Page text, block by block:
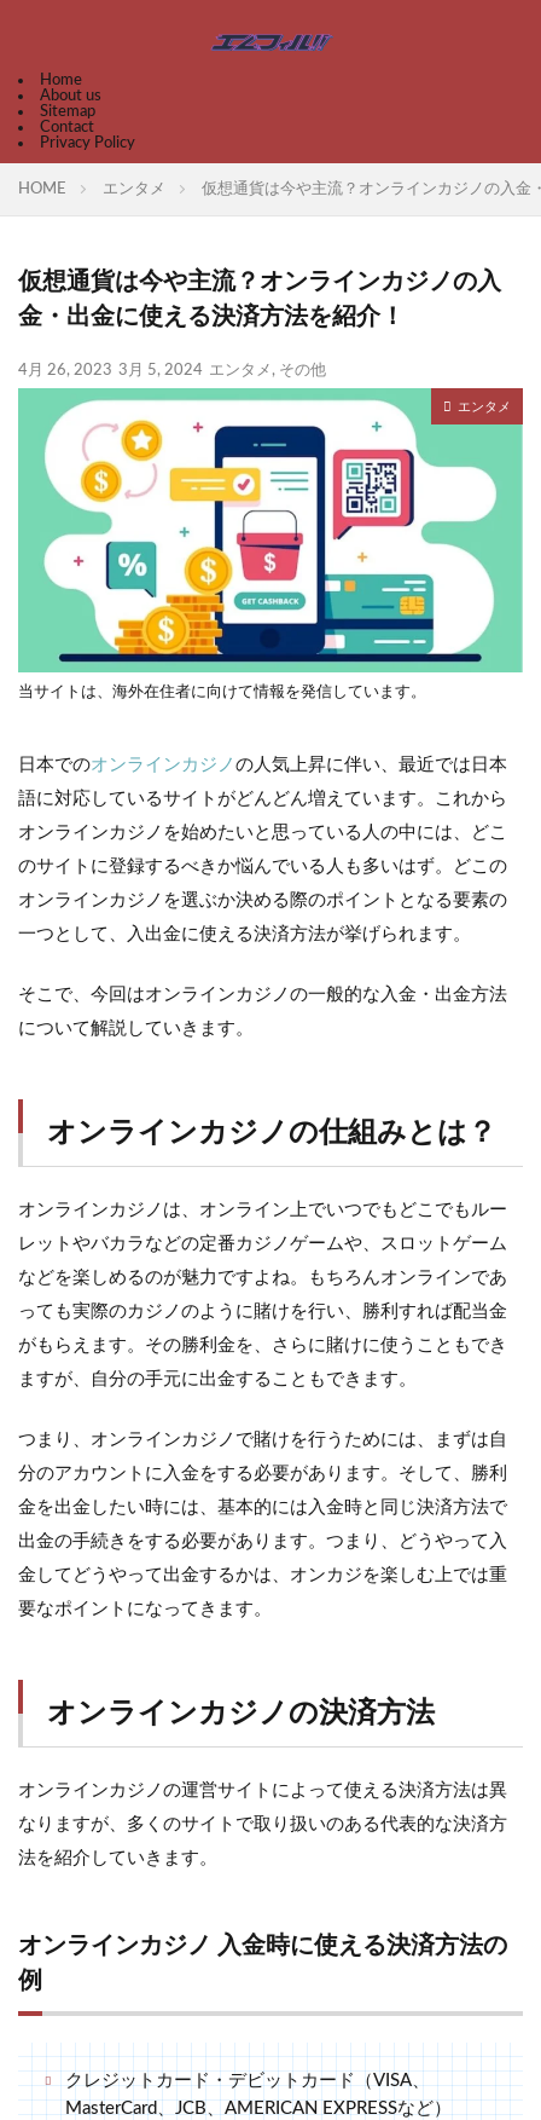
Home
About us
Sitemap
Contact
Privacy Policy
HOME エンタメ 仮想通貨は今や主流？オンラインカジノの入金
仮想通貨は今や主流？オンラインカジノの入
金・出金に使える決済方法を紹介！
4月 26, 2023 3月 5, 2024 エンタメ, その他
エンタメ
当サイトは、海外在住者に向けて情報を発信しています。
日本でのオンラインカジノ の人気上昇に伴い、最近では日本
語に対応しているサイトがどんどん増えています。これから
オンラインカジノを始めたいと思っている人の中には、どこ
のサイトに登録するべきか悩んでいる人も多いはず。どこの
オンラインカジノを選ぶか決める際のポイントとなる要素の
一つとして、入出金に使える決済方法が挙げられます。
そこで、今回はオンラインカジノの一般的な入金・出金方法
について解説していきます。
オンラインカジノの仕組みとは？
オンラインカジノは、オンライン上でいつでもどこでもルー
レットやバカラなどの定番カジノゲームや、スロットゲーム
などを楽しめるのが魅力ですよね。もちろんオンラインであ
っても実際のカジノのように賭けを行い、勝利すれば配当金
がもらえます。その勝利金を、さらに賭けに使うこともでき
ますが、自分の手元に出金することもできます。
つまり、オンラインカジノで賭けを行うためには、まずは自
分のアカウントに入金をする必要があります。そして、勝利
金を出金したい時には、基本的には入金時と同じ決済方法で
出金の手続きをする必要があります。つまり、どうやって入
金してどうやって出金するかは、オンカジを楽しむ上では重
要なポイントになってきます。
オンラインカジノの決済方法
オンラインカジノの運営サイトによって使える決済方法は異
なりますが、多くのサイトで取り扱いのある代表的な決済方
法を紹介していきます。
オンラインカジノ 入金時に使える決済方法の
例
クレジットカード・デビットカード（VISA、
MasterCard、JCB、AMERICAN EXPRESSなど）